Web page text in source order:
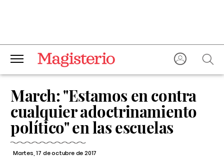
March: "Estamos en contra
cualquier adoctrinamiento
político" en las escuelas
Martes, 17 de octubre de 2017